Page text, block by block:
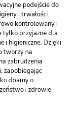
podejście do
i trwałości.
kontrolowany i
tylko przyjazne dla
i higieniczne. Dzięki
tworzy na
zabrudzenia
zapobiegając
dbamy o
i zdrowie